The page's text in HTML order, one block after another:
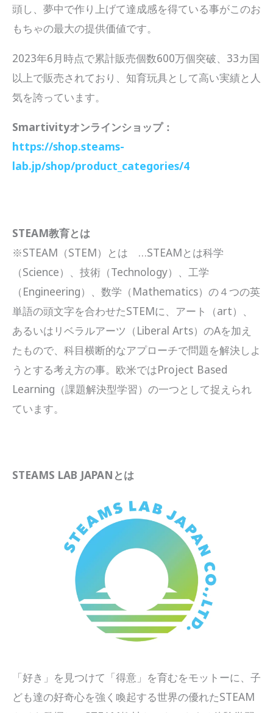
頭し、夢中で作り上げて達成感を得ている事がこのお
もちゃの最大の提供価値です。
2023年6月時点で累計販売個数600万個突破、33カ国
以上で販売されており、知育玩具として高い実績と人
気を誇っています。
Smartivityオンラインショップ：
https://shop.steams-
lab.jp/shop/product_categories/4
STEAM教育とは
※STEAM（STEM）とは …STEAMとは科学
（Science）、技術（Technology）、工学
（Engineering）、数学（Mathematics）の４つの英
単語の頭文字を合わせたSTEMに、アート（art）、
あるいはリベラルアーツ（Liberal Arts）のAを加え
たもので、科目横断的なアプローチで問題を解決しよ
うとする考え方の事。欧米ではProject Based
Learning（課題解決型学習）の一つとして捉えられ
ています。
STEAMS LAB JAPANとは
「好き」を見つけて「得意」を育むをモットーに、子
ども達の好奇心を強く喚起する世界の優れたSTEAM